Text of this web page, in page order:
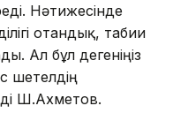
Нәтижесінде
отандық, табиғи
Ал бұл дегеніңіз
шетелдің
Ш.Ахметов.